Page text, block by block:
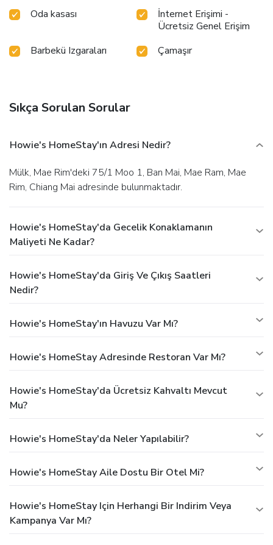
Oda kasası
İnternet Erişimi -
Ücretsiz Genel Erişim
Barbekü Izgaraları
Çamaşır
Sıkça Sorulan Sorular
Howie's HomeStay'ın Adresi Nedir?
Mülk, Mae Rim'deki 75/1 Moo 1, Ban Mai, Mae Ram, Mae
Rim, Chiang Mai adresinde bulunmaktadır.
Howie's HomeStay'da Gecelik Konaklamanın
Maliyeti Ne Kadar?
Howie's HomeStay'da Giriş Ve Çıkış Saatleri
Nedir?
Howie's HomeStay'ın Havuzu Var Mı?
Howie's HomeStay Adresinde Restoran Var Mı?
Howie's HomeStay'da Ücretsiz Kahvaltı Mevcut
Mu?
Howie's HomeStay'da Neler Yapılabilir?
Howie's HomeStay Aile Dostu Bir Otel Mi?
Howie's HomeStay Için Herhangi Bir Indirim Veya
Kampanya Var Mı?